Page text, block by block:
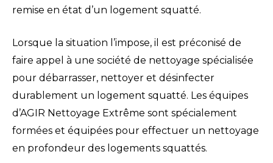
remise en état d’un logement squatté.
Lorsque la situation l’impose, il est préconisé de
faire appel à une société de nettoyage spécialisée
pour débarrasser, nettoyer et désinfecter
durablement un logement squatté. Les équipes
d’AGIR Nettoyage Extrême sont spécialement
formées et équipées pour effectuer un nettoyage
en profondeur des logements squattés.